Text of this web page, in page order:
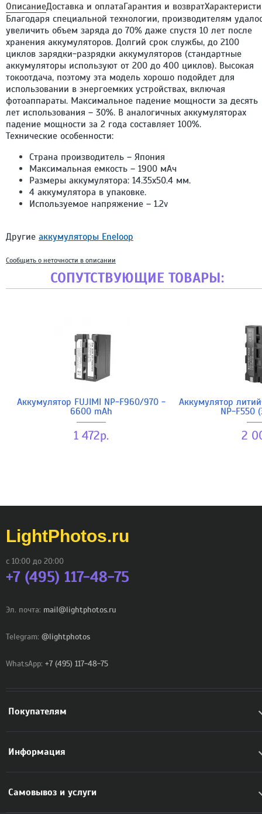
ОписаниеДоставка и оплатаГарантия и возврат
Благодаря специальной технологии, производителям
увеличить объем заряда до 70% даже спустя 10 лет после
хранения аккумуляторов. Долгий срок службы, до 2100
циклов зарядки-разрядки аккумуляторов (стандартные
аккумуляторы используют от 200 до 400 циклов). Высокая
токоотдача, поэтому эта модель хорошо подойдет для
использовании в энергоемких устройствах, включая
фотоаппараты. Максимальное падение мощности за десять
лет использования – 30%. В аналогичных аккумуляторах
падение мощности за 2 года составляет 100%.
Технические особенности:
Страна производитель – Япония
Максимальная емкость – 1900 мАч
Размеры аккумулятора: 14.35х50.4 мм.
4 аккумулятора в упаковке.
Используемое напряжение – 1.2v
Другие аккумуляторы Eneloop
Сообщить о неточности в описании
СОПУТСТВУЮЩИЕ ТОВАРЫ:
Аккумулятор FUJIMI NP-F960/970 -
6600 mAh
1 472р.
Аккумулятор
NP-F550
2
LightPhotos.ru
с 10:00 до 20:00
+7 (495) 117-48-75
Эл. почта: mail@lightphotos.ru
Telegram: @lightphotos
WhatsApp: +7 (495) 117-48-75
Покупателям
Информация
Самовывоз и услуги